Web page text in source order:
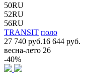
50RU
52RU
56RU
TRANSIT поло
27 740 руб.16 644 руб.
весна-лето 26
-40%